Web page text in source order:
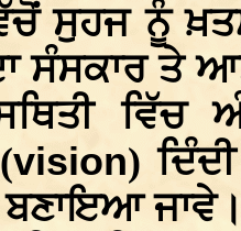
ਸੁਹਜ ਨੂੰ
ਸੰਸਕਾਰ ਤੇ
vision)